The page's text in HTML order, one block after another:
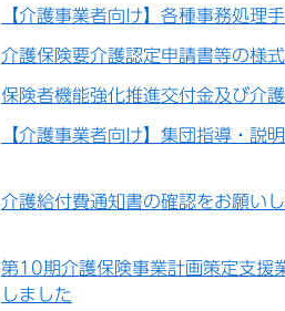
【介護事業者向け】各種事務処理
介護保険要介護認定申請書等の様
保険者機能強化推進交付金及び介
【介護事業者向け】集団指導・説
介護給付費通知書の確認をお願い
第10期介護保険事業計画策定支援
しました